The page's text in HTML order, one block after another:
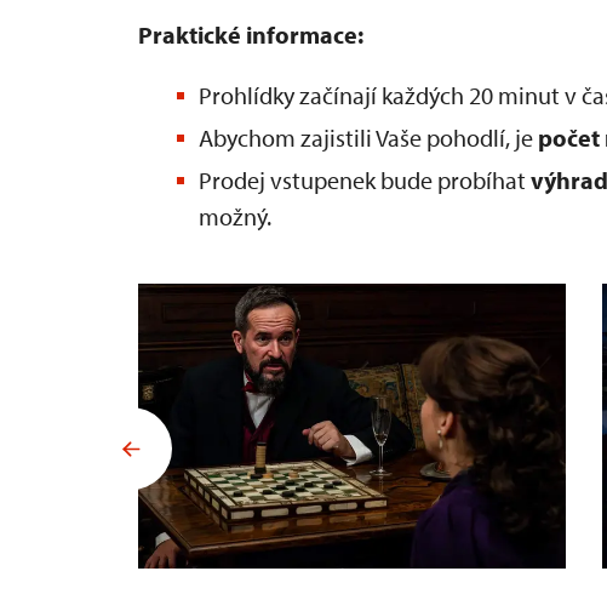
Praktické informace:
Prohlídky začínají každých 20 minut v
Abychom zajistili Vaše pohodlí, je počet
Prodej vstupenek bude probíhat
možný.